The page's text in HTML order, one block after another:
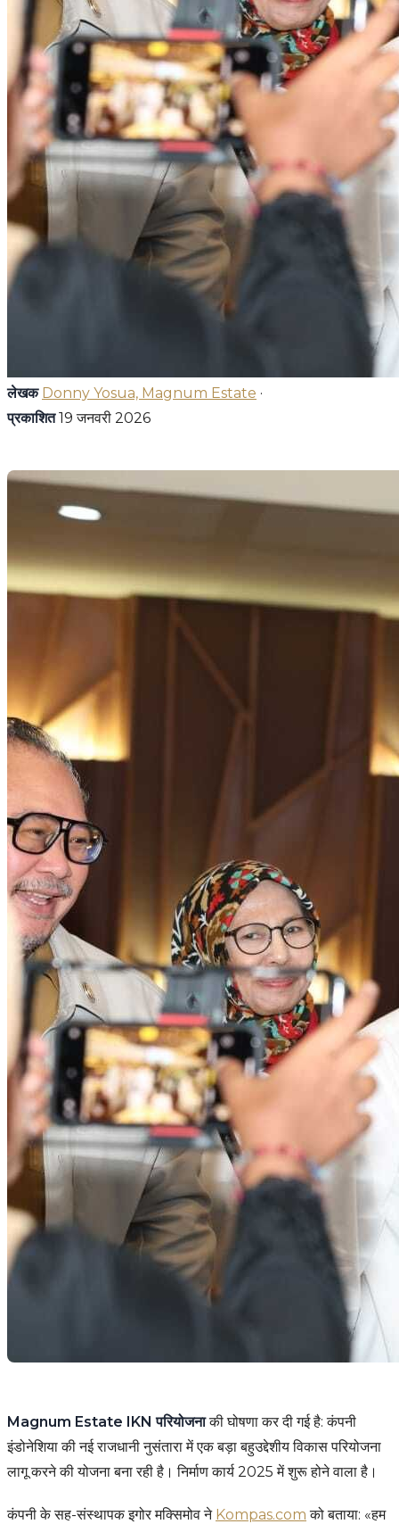
लेखक Donny Yosua, Magnum Estate ·
प्रकाशित19 जनवरी 2026
Magnum Estate IKN परियोजनाकी घोषणा कर दी गई है: कंपनी
इंडोनेशिया की नई राजधानी नुसंतारा में एक बड़ा बहुउद्देशीय विकास परियोजना
लागू करने की योजना बना रही है। निर्माण कार्य 2025 में शुरू होने वाला है।
कंपनी के सह-संस्थापक इगोर मक्सिमोव ने Kompas.com को बताया: «हम